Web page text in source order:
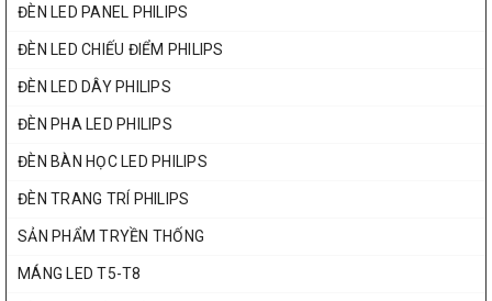
ĐÈN LED PANEL PHILIPS
ĐÈN LED CHIẾU ĐIỂM PHILIPS
ĐÈN LED DÂY PHILIPS
ĐÈN PHA LED PHILIPS
ĐÈN BÀN HỌC LED PHILIPS
ĐÈN TRANG TRÍ PHILIPS
SẢN PHẨM TRYỀN THỐNG
MÁNG LED T5-T8